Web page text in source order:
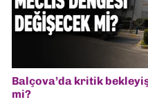
Balçova’da kritik
mi?